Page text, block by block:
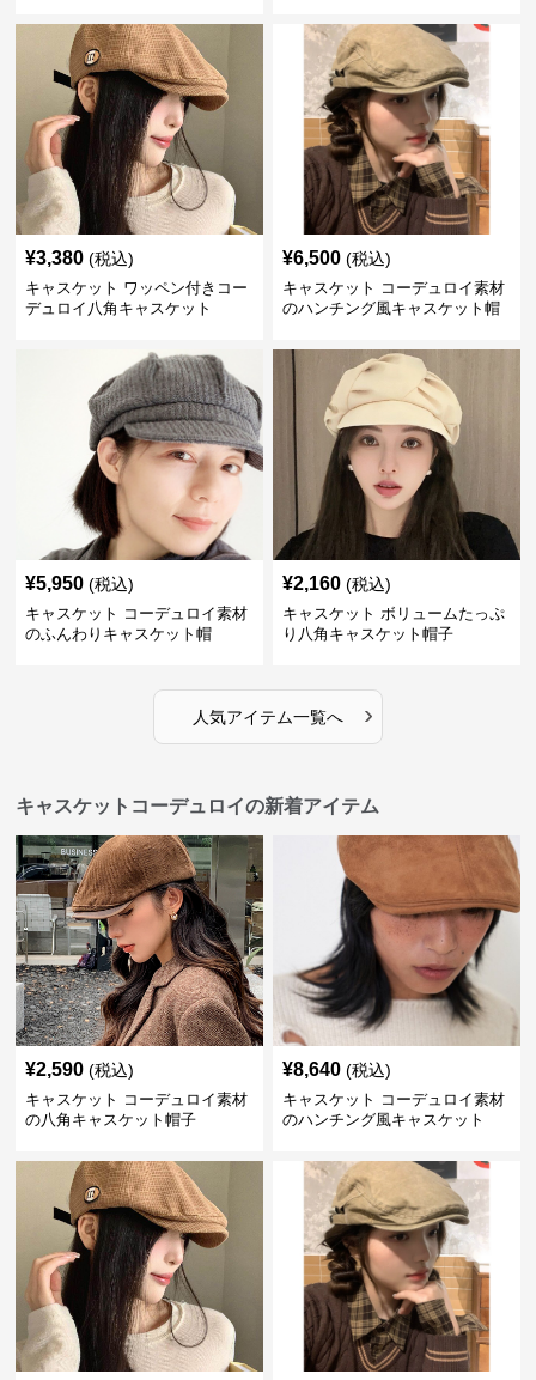
¥3,380 (税込)
キャスケット ワッペン付きコー
デュロイ八角キャスケット
¥6,500 (税込)
キャスケット コーデュロイ素材
のハンチング風キャスケット帽
¥5,950 (税込)
キャスケット コーデュロイ素材
のふんわりキャスケット帽
¥2,160 (税込)
キャスケット ボリュームたっぷ
り八角キャスケット帽子
人気アイテム一覧へ ›
キャスケットコーデュロイの新着アイテム
¥2,590 (税込)
キャスケット コーデュロイ素材
の八角キャスケット帽子
¥8,640 (税込)
キャスケット コーデュロイ素材
のハンチング風キャスケット